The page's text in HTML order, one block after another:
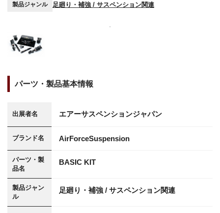
製品ジャンル 足廻り・補強 / サスペンション関連
パーツ・製品基本情報
出展者名 エアーサスペンションジャパン
ブランド名 AirForceSuspension
パーツ・製
品名
BASIC KIT
製品ジャン
ル
足廻り・補強 / サスペンション関連